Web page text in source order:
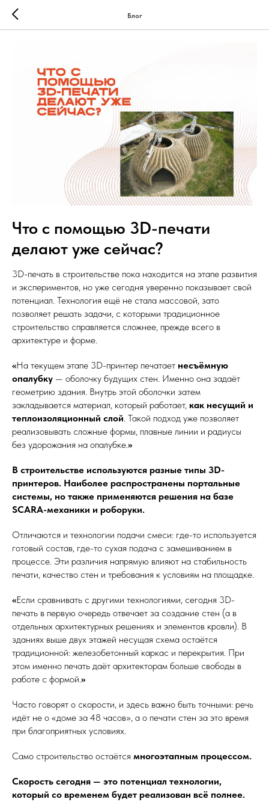
Блог
Что с помощью 3D-печати
делают уже сейчас?
3D-печать в строительстве пока находится на этапе развития
и экспериментов, но уже сегодня уверенно показывает свой
потенциал. Технология ещё не стала массовой, зато
позволяет решать задачи, с которыми традиционное
строительство справляется сложнее, прежде всего в
архитектуре и форме.
«На текущем этапе 3D-принтер печатает несъёмную
опалубку — оболочку будущих стен. Именно она задаёт
геометрию здания. Внутрь этой оболочки затем
закладывается материал, который работает, как несущий и
теплоизоляционный слой. Такой подход уже позволяет
реализовывать сложные формы, плавные линии и радиусы
без удорожания на опалубке.»
В строительстве используются разные типы 3D-
принтеров. Наиболее распространены портальные
системы, но также применяются решения на базе
SCARA-механики и роборуки.
Отличаются и технологии подачи смеси: где-то используется
готовый состав, где-то сухая подача с замешиванием в
процессе. Эти различия напрямую влияют на стабильность
печати, качество стен и требования к условиям на площадке.
«Если сравнивать с другими технологиями, сегодня 3D-
печать в первую очередь отвечает за создание стен (а в
отдельных архитектурных решениях и элементов кровли). В
зданиях выше двух этажей несущая схема остаётся
традиционной: железобетонный каркас и перекрытия. При
этом именно печать даёт архитекторам больше свободы в
работе с формой.»
Часто говорят о скорости, и здесь важно быть точными: речь
идёт не о «доме за 48 часов», а о печати стен за это время
при благоприятных условиях.
Само строительство остаётся многоэтапным процессом.
Скорость сегодня — это потенциал технологии,
который со временем будет реализован всё полнее.